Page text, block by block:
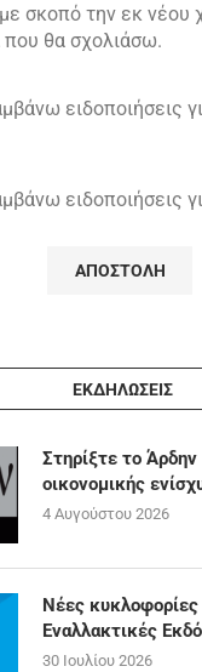
σκοπό την εκ νέου
θα σχολιάσω.
ειδοποιήσεις
ειδοποιήσεις
ΕΚΔΗΛΩΣΕΙΣ
Στηρίξτε το
οικονομικής
4 Αυγούστου 2026
Νέες κυκλοφορίες
Εναλλακτικές
30 Ιουλίου 2026